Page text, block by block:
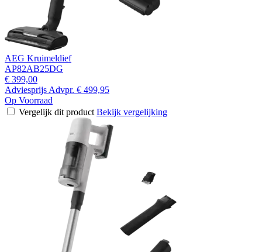
AEG Kruimeldief
AP82AB25DG
€ 399,00
Adviesprijs Advpr. € 499,95
Op Voorraad
Vergelijk dit product Bekijk vergelijking